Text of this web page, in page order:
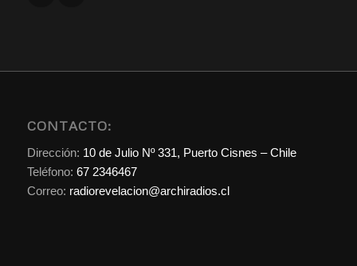
CONTACTO:
Dirección: 10 de Julio Nº 331, Puerto Cisnes – Chile
Teléfono: 67 2346467
Correo: radiorevelacion@archiradios.cl